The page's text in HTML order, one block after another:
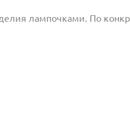
лампочками. По